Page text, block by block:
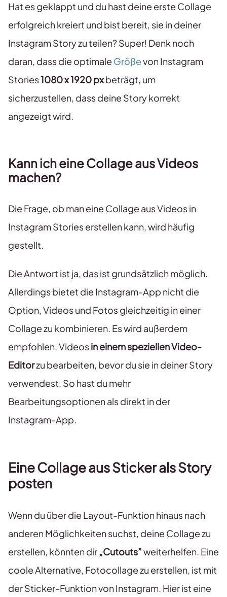
Hat es geklappt und du hast deine erste Collage
erfolgreich kreiert und bist bereit, sie in deiner
Instagram Story zu teilen? Super! Denk noch
daran, dass die optimale Größevon Instagram
Stories1080 x 1920 pxbeträgt, um
sicherzustellen, dass deine Story korrekt
angezeigt wird.
Kann ich eine Collage aus Videos
machen?
Die Frage, ob man eine Collage aus Videos in
Instagram Stories erstellen kann, wird häufig
gestellt.
Die Antwort ist ja, das ist grundsätzlich möglich.
Allerdings bietet die Instagram-App nicht die
Option, Videos und Fotos gleichzeitig in einer
Collage zu kombinieren. Es wird außerdem
empfohlen, Videosin einem speziellen Video-
Editorzu bearbeiten, bevor du sie in deiner Story
verwendest. So hast du mehr
Bearbeitungsoptionen als direkt in der
Instagram-App.
Eine Collage aus Sticker als Story
posten
Wenn du über die Layout-Funktion hinaus nach
anderen Möglichkeiten suchst, deine Collage zu
erstellen, könnten dir„Cutouts”weiterhelfen. Eine
coole Alternative, Fotocollage zu erstellen, ist mit
der Sticker-Funktion von Instagram. Hier ist eine